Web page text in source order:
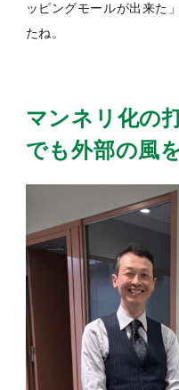
ッピングモールが出来た
たね。
マンネリ化の
でも外部の風